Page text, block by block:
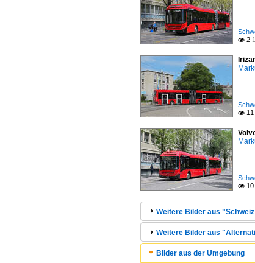
 2
 11
 10
Weitere Bilder aus
Weitere Bilder aus
Bilder aus der Umgebung